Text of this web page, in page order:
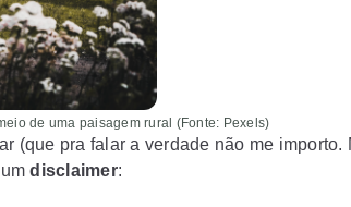
de uma paisagem rural (Fonte: Pexels)
(que pra falar a verdade não me importo.
umdisclaimer: